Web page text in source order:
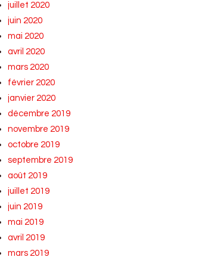
juillet 2020
juin 2020
mai 2020
avril 2020
mars 2020
février 2020
janvier 2020
décembre 2019
novembre 2019
octobre 2019
septembre 2019
août 2019
juillet 2019
juin 2019
mai 2019
avril 2019
mars 2019